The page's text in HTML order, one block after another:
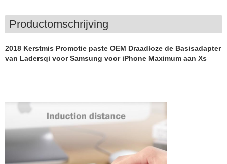
Productomschrijving
2018 Kerstmis Promotie paste OEM Draadloze de Basisadapter
van Ladersqi voor Samsung voor iPhone Maximum aan Xs